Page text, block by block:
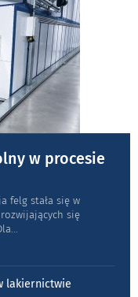
w procesie
felg stała się w
się
lakiernictwie